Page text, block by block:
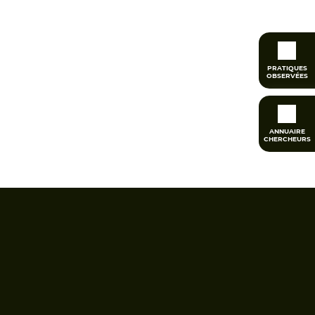
PRATIQUES
OBSERVÉES
ANNUAIRE
CHERCHEURS